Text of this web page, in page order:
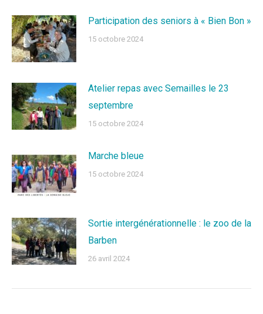
Participation des seniors à « Bien Bon »
15 octobre 2024
Atelier repas avec Semailles le 23
septembre
15 octobre 2024
Marche bleue
15 octobre 2024
Sortie intergénérationnelle : le zoo de la
Barben
26 avril 2024